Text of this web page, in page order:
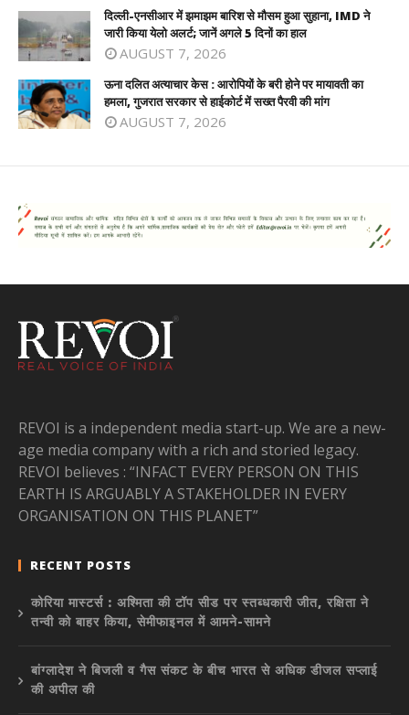
दिल्ली-एनसीआर में झमाझम बारिश से मौसम हुआ सुहाना, IMD ने
जारी किया येलो अलर्ट; जानें अगले 5 दिनों का हाल
AUGUST 7, 2026
ऊना दलित अत्याचार केस : आरोपियों के बरी होने पर मायावती का
हमला, गुजरात सरकार से हाईकोर्ट में सख्त पैरवी की मांग
AUGUST 7, 2026
REVOI is a independent media start-up. We are a new-
age media company with a rich and storied legacy.
REVOI believes : “INFACT EVERY PERSON ON THIS
EARTH IS ARGUABLY A STAKEHOLDER IN EVERY
ORGANISATION ON THIS PLANET”
RECENT POSTS
कोरिया मास्टर्स : अश्मिता की टॉप सीड पर स्तब्धकारी जीत, रक्षिता ने
तन्वी को बाहर किया, सेमीफाइनल में आमने-सामने
बांग्लादेश ने बिजली व गैस संकट के बीच भारत से अधिक डीजल सप्लाई
की अपील की